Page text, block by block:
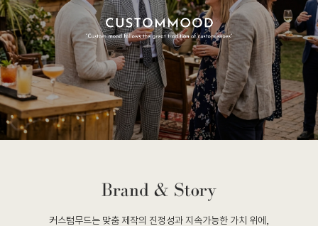
커스텀무드는 맞춤 제작의 진정성과 지속가능한 가치 위에,